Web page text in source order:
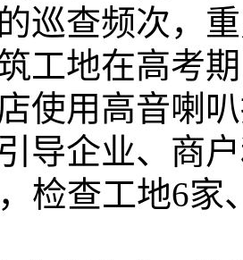
巡查频次，
工地在高考
使用高音喇
导企业、商
检查工地6家